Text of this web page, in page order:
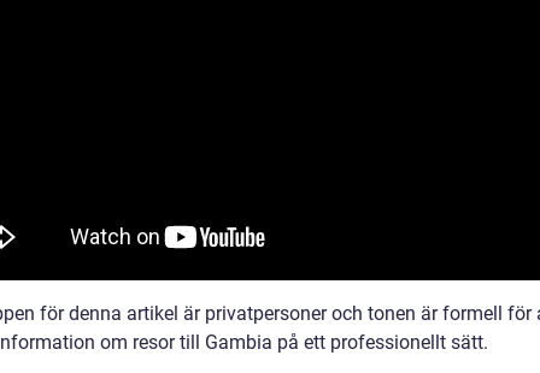
för denna artikel är privatpersoner och tonen är formell för
om resor till Gambia på ett professionellt sätt.